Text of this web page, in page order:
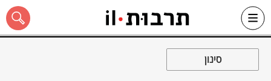
Skip
סינון